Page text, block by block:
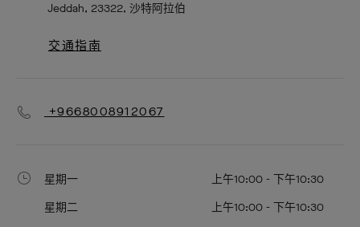
Jeddah, 23322, 沙特阿拉伯
交通指南
+9668008912067
星期一
上午10:00 - 下午10:30
星期二
上午10:00 - 下午10:30